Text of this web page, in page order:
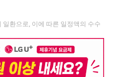
환으로, 이에 따른 일정액의 수수